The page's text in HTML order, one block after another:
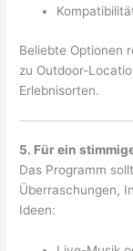
Beliebte Optionen
zu Outdoor-
Erlebnisorten.
5. Für ein
Das Programm
Überraschungen,
Ideen: